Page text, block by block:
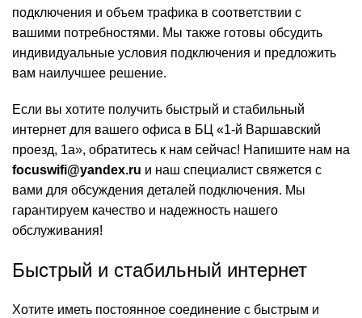
подключения и объем трафика в соответствии с
вашими потребностями. Мы также готовы обсудить
индивидуальные условия подключения и предложить
вам наилучшее решение.
Если вы хотите получить быстрый и стабильный
интернет для вашего офиса в БЦ «1-й Варшавский
проезд, 1а», обратитесь к нам сейчас! Напишите нам на
focuswifi@yandex.ru и наш специалист свяжется с
вами для обсуждения деталей подключения. Мы
гарантируем качество и надежность нашего
обслуживания!
Быстрый и стабильный интернет
Хотите иметь постоянное соединение с быстрым и